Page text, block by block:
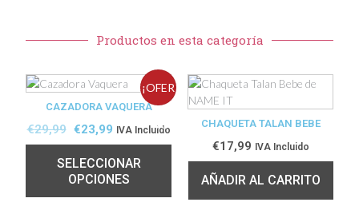
Productos en esta categoría
¡OFER
TA!
CAZADORA VAQUERA
€29,99 €23,99 IVA Incluido
SELECCIONAR
OPCIONES
CHAQUETA TALAN BEBE
€17,99 IVA Incluido
AÑADIR AL CARRITO